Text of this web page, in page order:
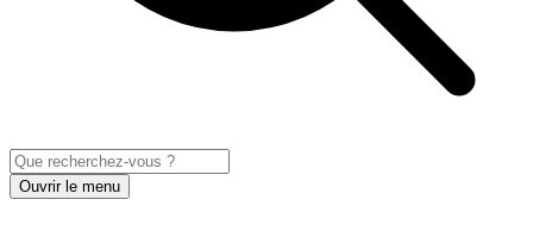
Ouvrir le menu